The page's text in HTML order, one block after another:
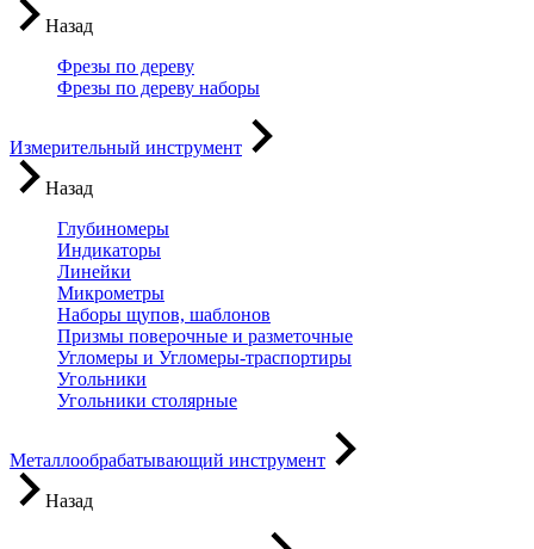
Назад
Фрезы по дереву
Фрезы по дереву наборы
Измерительный инструмент
Назад
Глубиномеры
Индикаторы
Линейки
Микрометры
Наборы щупов, шаблонов
Призмы поверочные и разметочные
Угломеры и Угломеры-траспортиры
Угольники
Угольники столярные
Металлообрабатывающий инструмент
Назад